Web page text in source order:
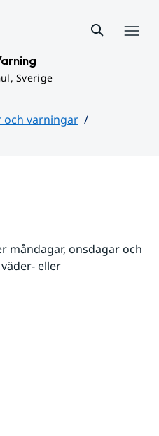
Sverige
och varningar
måndagar, onsdagar och
eller